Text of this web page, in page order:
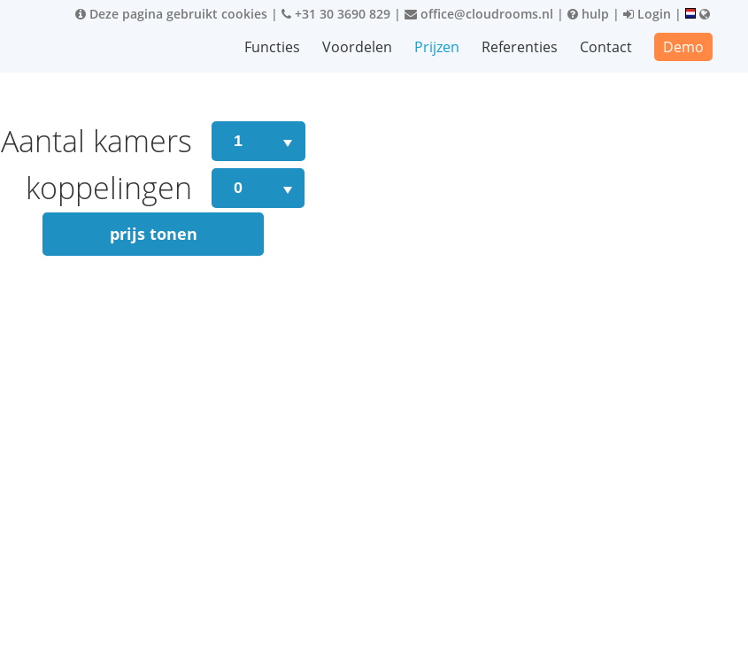
Deze pagina gebruikt cookies | +31 30 3690 829 | office@cloudrooms.nl | hulp | Login |
Functies Voordelen Prijzen Referenties Contact Demo
Aantal kamers
koppelingen
prijs tonen